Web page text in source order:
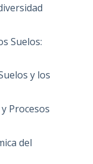
Suelos:
y los
Procesos
del